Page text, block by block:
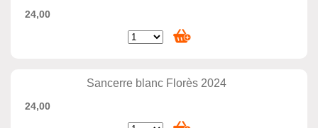
24,00
Sancerre blanc Florès 2024
24,00